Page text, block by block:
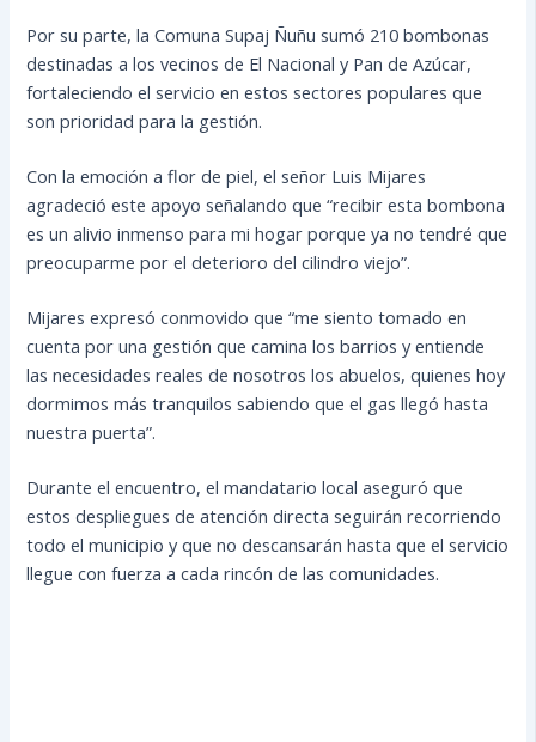
Por su parte, la Comuna Supaj Ñuñu sumó 210 bombonas
destinadas a los vecinos de El Nacional y Pan de Azúcar,
fortaleciendo el servicio en estos sectores populares que
son prioridad para la gestión.
Con la emoción a flor de piel, el señor Luis Mijares
agradeció este apoyo señalando que “recibir esta bombona
es un alivio inmenso para mi hogar porque ya no tendré que
preocuparme por el deterioro del cilindro viejo”.
Mijares expresó conmovido que “me siento tomado en
cuenta por una gestión que camina los barrios y entiende
las necesidades reales de nosotros los abuelos, quienes hoy
dormimos más tranquilos sabiendo que el gas llegó hasta
nuestra puerta”.
Durante el encuentro, el mandatario local aseguró que
estos despliegues de atención directa seguirán recorriendo
todo el municipio y que no descansarán hasta que el servicio
llegue con fuerza a cada rincón de las comunidades.